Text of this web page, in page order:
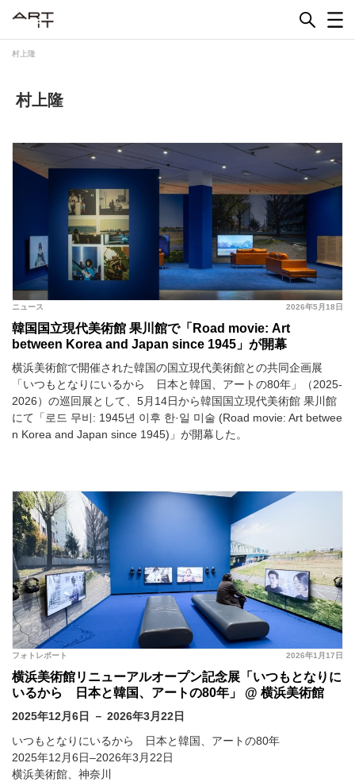
村上隆
村上隆
2026年5月18日
ニュース
韓国国立現代美術館 果川館で「Road movie: Art
between Korea and Japan since 1945」が開幕
横浜美術館で開催された韓国の国立現代美術館との共同企画展
「いつもとなりにいるから 日本と韓国、アートの80年」（2025-
2026）の巡回展として、5月14日から韓国国立現代美術館 果川館
にて「로드 무비: 1945년 이후 한·일 미술 (Road movie: Art betwee
n Korea and Japan since 1945)」が開幕した。
2026年1月17日
フォトレポート
横浜美術館リニューアルオープン記念展「いつもとなりに
いるから 日本と韓国、アートの80年」 @ 横浜美術館
2025年12月6日 － 2026年3月22日
いつもとなりにいるから 日本と韓国、アートの80年
2025年12月6日–2026年3月22日
横浜美術館、神奈川